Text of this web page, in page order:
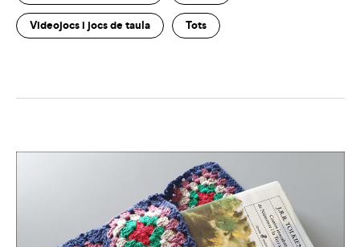
Videojocs i jocs de taula Tots